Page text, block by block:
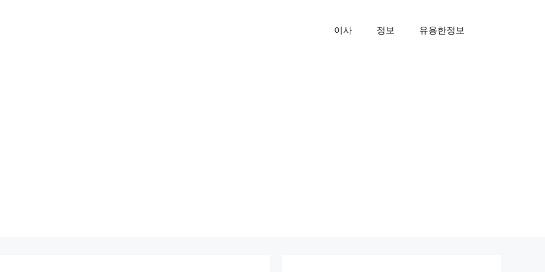
이사 정보 유용한정보